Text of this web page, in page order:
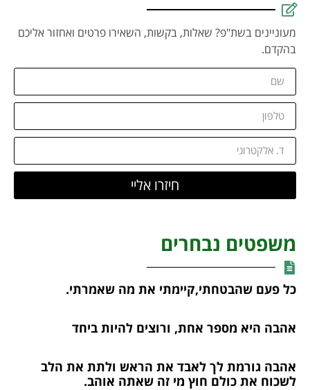
מעוניינים בשת"פ? שאלות, בקשות, השאירו פרטים ואחזור אליכם
בהקדם.
חיזרו אליי
משפטים נבחרים
כל פעם שהבטחתי,קיימתי את מה שאמרתי.
אהבה היא מספר אחת, ורוצים להיות ביחד
אהבה גורמת לך לאבד את הראש ולתת את הלב
לשכוח את כולם חוץ מי זה שאתה אוהב.